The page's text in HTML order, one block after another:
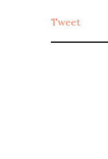
Tweet